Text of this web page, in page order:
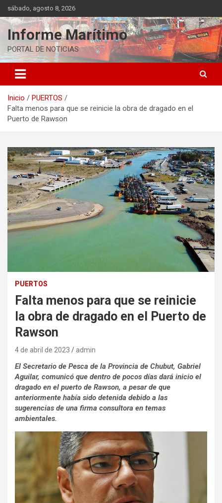
Saltar
al
contenido
sábado, agosto 8, 2026
Informe Marítimo
PORTAL DE NOTICIAS
Inicio
PUERTOS
Falta menos para que se reinicie la obra de dragado en el
Puerto de Rawson
PUERTOS
Falta menos para que se reinicie
la obra de dragado en el Puerto de
Rawson
4 de abril de 2023 admin
El Secretario de Pesca de la Provincia de Chubut, Gabriel
Aguilar, comunicó que dentro de pocos días dará inicio el
dragado en el puerto de Rawson, a pesar de que
anteriormente había sido detenida debido a las
sugerencias de una firma consultora en temas
ambientales.